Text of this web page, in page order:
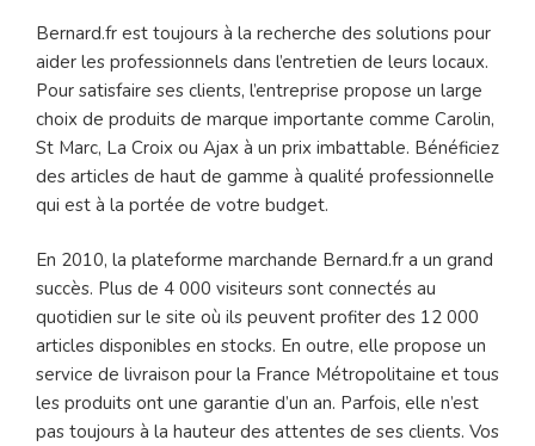
Bernard.fr est toujours à la recherche des solutions pour
aider les professionnels dans l’entretien de leurs locaux.
Pour satisfaire ses clients, l’entreprise propose un large
choix de produits de marque importante comme Carolin,
St Marc, La Croix ou Ajax à un prix imbattable. Bénéficiez
des articles de haut de gamme à qualité professionnelle
qui est à la portée de votre budget.
En 2010, la plateforme marchande Bernard.fr a un grand
succès. Plus de 4 000 visiteurs sont connectés au
quotidien sur le site où ils peuvent profiter des 12 000
articles disponibles en stocks. En outre, elle propose un
service de livraison pour la France Métropolitaine et tous
les produits ont une garantie d’un an. Parfois, elle n’est
pas toujours à la hauteur des attentes de ses clients. Vos